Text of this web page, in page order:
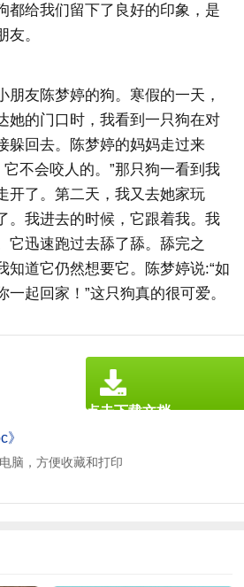
都给我们留下了良好的印象，是
。
朋友陈梦婷的狗。寒假的一天，
她的门口时，我看到一只狗在对
躲回去。陈梦婷的妈妈走过来
不会咬人的。”那只狗一看到我
开了。第二天，我又去她家玩
。我进去的时候，它跟着我。我
它迅速跑过去舔了舔。舔完之
知道它仍然想要它。陈梦婷说:“如
起回家！”这只狗真的很可爱。
脑，方便收藏和打印
点击下载文档